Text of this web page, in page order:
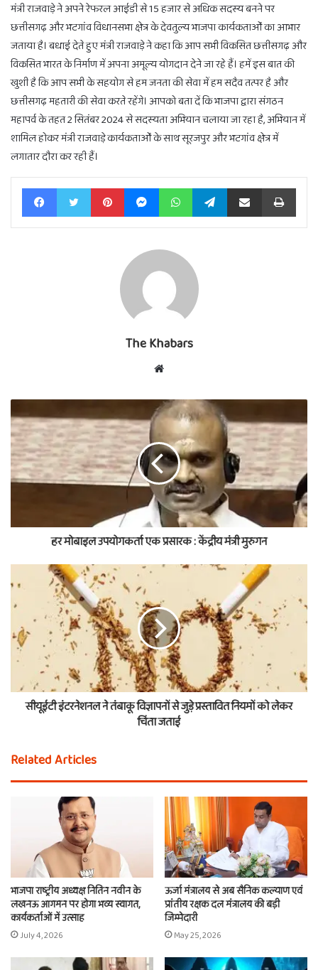
मंत्री राजवाड़े ने अपने रेफरल आईडी से 15 हजार से अधिक सदस्य बनने पर
छत्तीसगढ़ और भटगांव विधानसभा क्षेत्र के देवतुल्य भाजपा कार्यकतार्ओं का आभार
जताया है। बधाई देते हुए मंत्री राजवाड़े ने कहा कि आप सभी विकसित छत्तीसगढ़ और
विकसित भारत के निर्माण में अपना अमूल्य योगदान देने जा रहे हैं। हमें इस बात की
खुशी है कि आप सभी के सहयोग से हम जनता की सेवा में हम सदैव तत्पर है और
छत्तीसगढ़ महतारी की सेवा करते रहेंगे। आपको बता दें कि भाजपा द्वारा संगठन
महापर्व के तहत 2 सितंबर 2024 से सदस्यता अभियान चलाया जा रहा है, अभियान में
शामिल होकर मंत्री राजवाड़े कार्यकतार्ओं के साथ सूरजपुर और भटगांव क्षेत्र में
लगातार दौरा कर रही हैं।
FacebookTwitter PinterestMessengerWhatsAppTelegramShare via Email Print
The Khabars
Website
हर मोबाइल उपयोगकर्ता एक प्रसारक : केंद्रीय मंत्री मुरुगन
सीयूईटी इंटरनेशनल ने तंबाकू विज्ञापनों से जुड़े प्रस्तावित नियमों को लेकर
चिंता जताई
Related Articles
भाजपा राष्ट्रीय अध्यक्ष नितिन नवीन के
लखनऊ आगमन पर होगा भव्य स्वागत,
कार्यकर्ताओं में उत्साह
July 4, 2026
ऊर्जा मंत्रालय से अब सैनिक कल्याण एवं
प्रांतीय रक्षक दल मंत्रालय की बड़ी
जिम्मेदारी
May 25, 2026